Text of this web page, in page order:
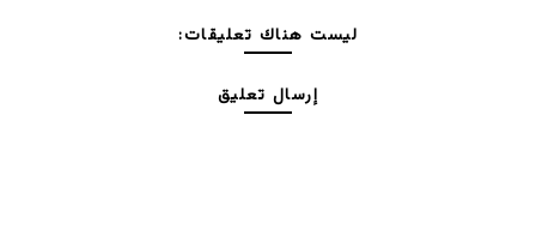
ليست هناك تعليقات:
إرسال تعليق